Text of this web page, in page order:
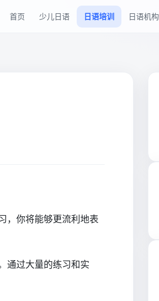
首页 少儿日语 日语培训 日语机构
，你将能够更流利地表
通过大量的练习和实